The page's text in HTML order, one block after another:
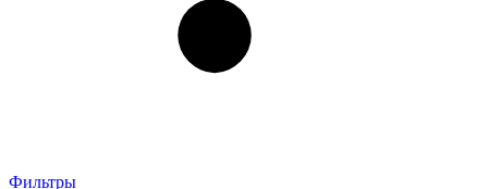
Фильтры